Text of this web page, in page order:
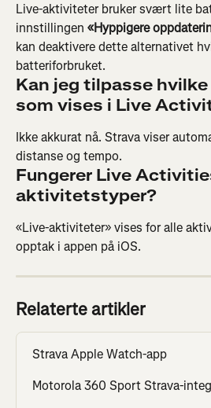
Live-aktiviteter bruker svært lite
innstillingen «Hyppigere
kan deaktivere dette alternativet
batteriforbruket.
Kan jeg tilpasse
som vises i Live
Ikke akkurat nå. Strava viser
distanse og tempo.
Fungerer Live
aktivitetstyper?
«Live-aktiviteter» vises for alle
opptak i appen på iOS.
Relaterte artikler
Strava Apple Watch-app
Motorola 360 Sport Strava-